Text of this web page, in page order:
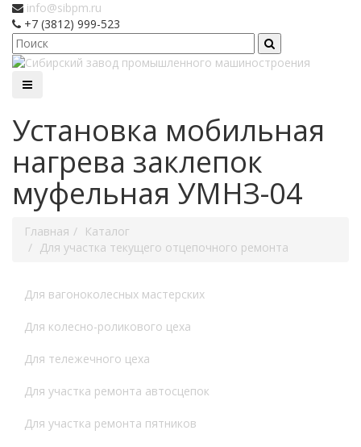
info@sibpm.ru
+7 (3812) 999-523
Установка мобильная
нагрева заклепок
муфельная УМНЗ-04
Главная
Каталог
Для участка текущего отцепочного ремонта
Для вагоноколесных мастерских
Для колесно-роликового цеха
Для тележечного цеха
Для участка ремонта автосцепок
Для участка ремонта пятников